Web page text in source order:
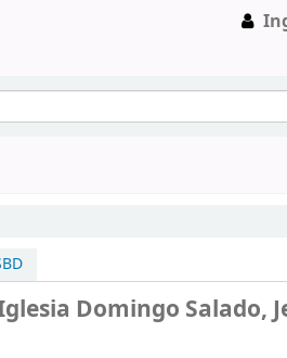
Domingo Salado,